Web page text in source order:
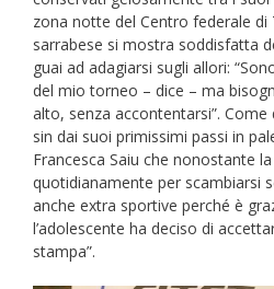
zona notte del Centro federale di
sarrabese si mostra soddisfatta
guai ad adagiarsi sugli allori:
del mio torneo – dice – ma
alto, senza accontentarsi”.
sin dai suoi primissimi passi in
Francesca Saiu che nonostante
quotidianamente per scambiarsi
anche extra sportive perché è
l’adolescente ha deciso di
stampa”.